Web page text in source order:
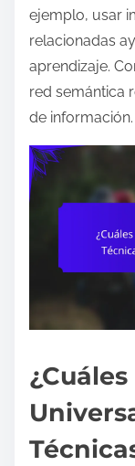
ejemplo, usar
relacionadas
aprendizaje.
red semántica
de información.